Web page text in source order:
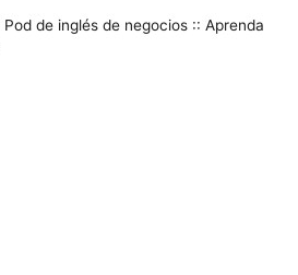
Pod de inglés de negocios :: Aprenda